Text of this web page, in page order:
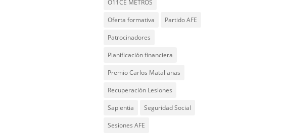
O11CE METROS
Oferta formativa Partido AFE
Patrocinadores
Planificación financiera
Premio Carlos Matallanas
Recuperación Lesiones
Sapientia Seguridad Social
Sesiones AFE